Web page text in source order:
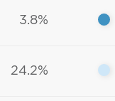
3.8%
24.2%